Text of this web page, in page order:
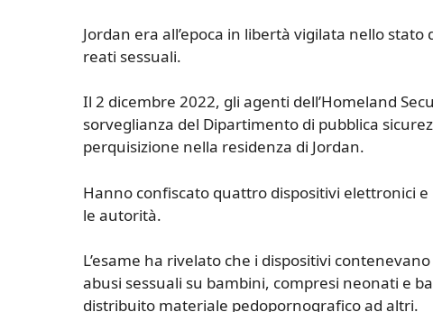
Jordan era all’epoca in libertà vigilata nello
reati sessuali.
Il 2 dicembre 2022, gli agenti dell’Homeland
sorveglianza del Dipartimento di pubblica
perquisizione nella residenza di Jordan.
Hanno confiscato quattro dispositivi elettronici
le autorità.
L’esame ha rivelato che i dispositivi
abusi sessuali su bambini, compresi neonati e
distribuito materiale pedopornografico ad altri.